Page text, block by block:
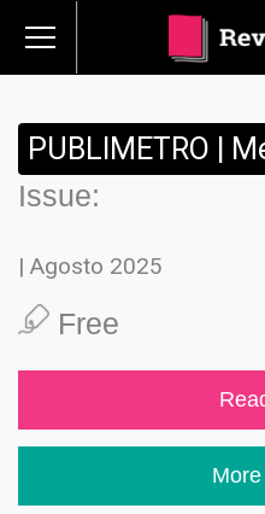
PUBLIMETRO |
Issue:
| Agosto 2025
Free